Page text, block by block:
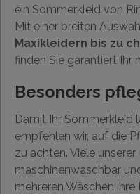
ein Sommerkleid von
Mit einer breiten
Maxikleidern bis zu
finden Sie garantiert Ihr
Besonders
Damit Ihr Sommerkleid
empfehlen wir, auf die
zu achten. Viele unserer
maschinenwaschbar
mehreren Wäschen